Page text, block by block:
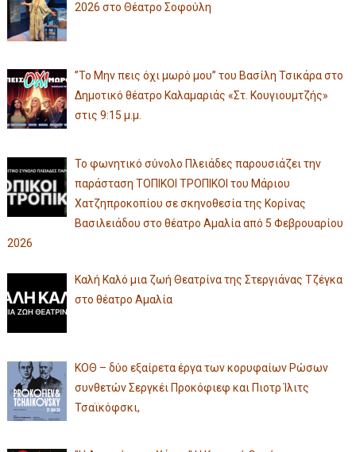
2026 στο Θέατρο Σοφούλη
”Το Μην πεις όχι μωρό μου” του Βασίλη Τσικάρα στο
Δημοτικό θέατρο Καλαμαριάς «Στ. Κουγιουμτζής»
στις 9:15 μ.μ.
Το φωνητικό σύνολο Πλειάδες παρουσιάζει την
παράσταση ΤΟΠΙΚΟΙ ΤΡΟΠΙΚΟΙ του Μάριου
Χατζηπροκοπίου σε σκηνοθεσία της Κορίνας
Βασιλειάδου στο θέατρο Αμαλία από 5 Φεβρουαρίου
2026
Καλή Καλό μια ζωή Θεατρίνα της Στεργιάνας Τζέγκα
στο θέατρο Αμαλία
ΚΟΘ – δύο εξαίρετα έργα των κορυφαίων Ρώσων
συνθετών Σεργκέι Προκόφιεφ και Πιοτρ Ίλιτς
Τσαϊκόφσκι,